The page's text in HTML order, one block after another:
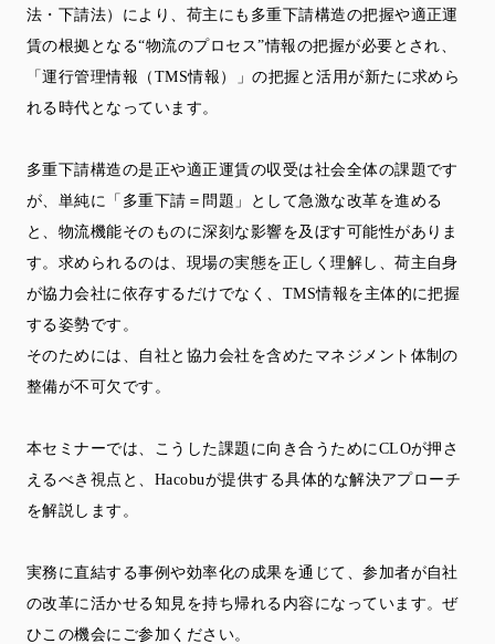
法・下請法）により、荷主にも多重下請構造の把握や適正運
賃の根拠となる“物流のプロセス”情報の把握が必要とされ、
「運行管理情報（TMS情報）」の把握と活用が新たに求めら
れる時代となっています。
多重下請構造の是正や適正運賃の収受は社会全体の課題です
が、単純に「多重下請＝問題」として急激な改革を進める
と、物流機能そのものに深刻な影響を及ぼす可能性がありま
す。求められるのは、現場の実態を正しく理解し、荷主自身
が協力会社に依存するだけでなく、TMS情報を主体的に把握
する姿勢です。
そのためには、自社と協力会社を含めたマネジメント体制の
整備が不可欠です。
本セミナーでは、こうした課題に向き合うためにCLOが押さ
えるべき視点と、Hacobuが提供する具体的な解決アプローチ
を解説します。
実務に直結する事例や効率化の成果を通じて、参加者が自社
の改革に活かせる知見を持ち帰れる内容になっています。ぜ
ひこの機会にご参加ください。